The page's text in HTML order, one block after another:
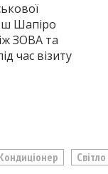
Шапіро
ЗОВА та
час візиту
Світло